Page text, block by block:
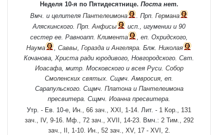
Неделя 10-я по Пятидесятнице. Поста нет.
Вмч. и целителя Пантелеимона . Прп. Германа
Аляскинского. Прп.Анфисы
исп., игумении и 90
сестер ее. Равноапп. Климента
, еп. Охридского,
Наума
, Саввы, Горазда иАнгеляра. Блж. Николая
Кочанова, Христа ради юродивого, Новгородского. Свт.
Иоасафа, митр. Московского и всея Руси. Собор
Смоленских святых. Сщмч.Амвросия, еп.
Сарапульского. Сщмч. Платонаи Пантелеимона
пресвитера. Сщмч. Иоанна пресвитера.
Утр. - Ев. 10-е, Ин., 66 зач., XXI, 1-14. Лит. - 1 Кор., 131
зач., IV, 9-16. Мф., 72 зач., XVII, 14-23. Вмч.: 2 Тим., 292
зач., II, 1-10. Ин., 52 зач., XV, 17 - XVI, 2.